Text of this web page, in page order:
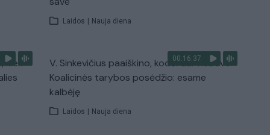
Laidos | Nauja diena
kiek
00:16:37
V. Sinkevičius paaiškino, kodėl dar nebuvo
Koalicinės tarybos posėdžio: esame
kalbėję
Laidos | Nauja diena